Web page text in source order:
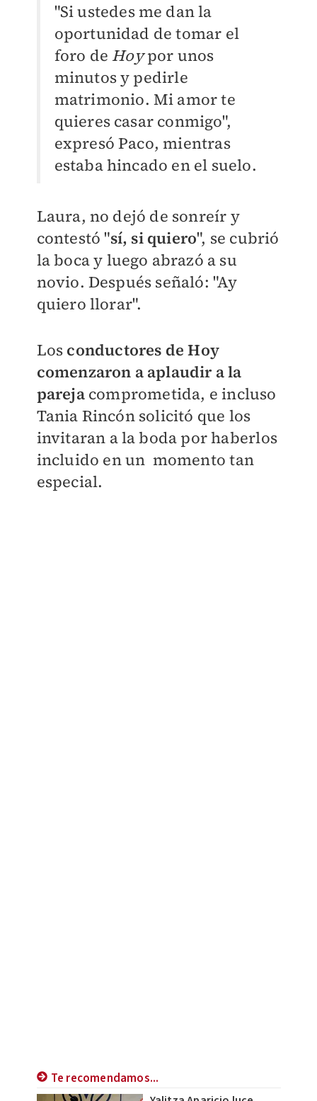
"Si ustedes me dan la
oportunidad de tomar el
foro de Hoypor unos
minutos y pedirle
matrimonio. Mi amor te
quieres casar conmigo",
expresó Paco, mientras
estaba hincado en el suelo.
Laura, no dejó de sonreír y
contestó "sí, si quiero", se cubrió
la boca y luego abrazó a su
novio. Después señaló: "Ay
quiero llorar".
Los conductores de Hoy
comenzaron a aplaudir a la
parejacomprometida, e incluso
Tania Rincón solicitó que los
invitaran a la boda por haberlos
incluido en un momento tan
especial.
Te recomendamos...